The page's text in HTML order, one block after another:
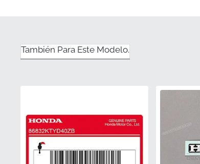
evitar la
Número de
Fabricante
También Para Este Modelo.